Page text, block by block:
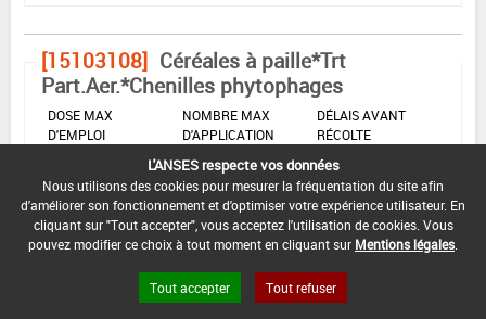
[15103108] Céréales à paille*Trt
Part.Aer.*Chenilles phytophages
DOSE MAX
D'EMPLOI
NOMBRE MAX
D'APPLICATION
DÉLAIS AVANT
RÉCOLTE
- -
INTERVALLE MINIMUM ENTRE APPLICATIONS :
DATE DE RETRAIT DE L'USAGE :
L'ANSES respecte vos données
Nous utilisons des cookies pour mesurer la fréquentation du site afin
d'améliorer son fonctionnement et d'optimiser votre expérience utilisateur. En
cliquant sur "Tout accepter", vous acceptez l'utilisation de cookies. Vous
pouvez modifier ce choix à tout moment en cliquant sur Mentions légales
Tout accepter Tout refuser